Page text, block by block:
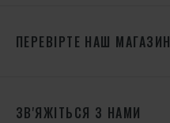
ПЕРЕВІРТЕ НАШ МАГАЗИН
ЗВ'ЯЖІТЬСЯ З НАМИ